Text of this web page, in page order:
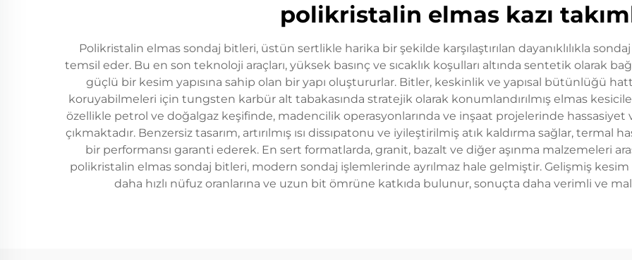
polikristalin elmas kazı
Polikristalin elmas sondaj bitleri, üstün sertlikle harika bir şekilde karşılaştırılan dayanıklılıkla
temsil eder. Bu en son teknoloji araçları, yüksek basınç ve sıcaklık koşulları altında sentetik olarak
güçlü bir kesim yapısına sahip olan bir yapı oluştururlar. Bitler, keskinlik ve yapısal bütünlüğü
koruyabilmeleri için tungsten karbür alt tabakasında stratejik olarak konumlandırılmış elmas
özellikle petrol ve doğalgaz keşifinde, madencilik operasyonlarında ve inşaat projelerinde hassasiyet
çıkmaktadır. Benzersiz tasarım, artırılmış ısı dissıpatonu ve iyileştirilmiş atık kaldırma sağlar, termal
bir performansı garanti ederek. En sert formatlarda, granit, bazalt ve diğer aşınma malzemeleri
polikristalin elmas sondaj bitleri, modern sondaj işlemlerinde ayrılmaz hale gelmiştir. Gelişmiş kesim
daha hızlı nüfuz oranlarına ve uzun bit ömrüne katkıda bulunur, sonuçta daha verimli ve